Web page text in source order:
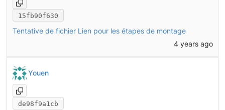
15fb90f630
Tentative de fichier Lien pour les étapes de montage
4 years ago
Youen
de98f9a1cb